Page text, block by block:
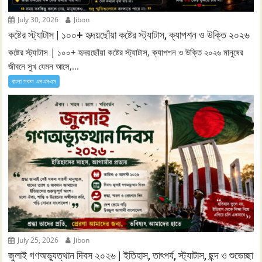
July 30, 2026 Jibon
কষ্টের স্ট্যাটাস | ১০০+ হৃদয়ছোঁয়া কষ্টের স্ট্যাটাস, ক্যাপশন ও উক্তি ২০২৬
কষ্টের স্ট্যাটাস | ১০০+ হৃদয়ছোঁয়া কষ্টের স্ট্যাটাস, ক্যাপশন ও উক্তি ২০২৬ মানুষের
জীবনে সুখ যেমন আসে,...
বাংলা সকল এসএমএস
July 25, 2026 Jibon
জুলাই গণঅভ্যুত্থান দিবস ২০২৬ | ইতিহাস, তাৎপর্য, স্ট্যাটাস, ছন্দ ও শুভেচ্ছা